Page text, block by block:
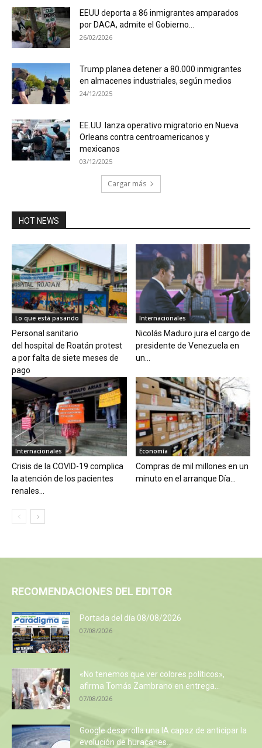
EEUU deporta a 86 inmigrantes amparados
por DACA, admite el Gobierno...
26/02/2026
Trump planea detener a 80.000 inmigrantes
en almacenes industriales, según medios
24/12/2025
EE.UU. lanza operativo migratorio en Nueva
Orleans contra centroamericanos y
mexicanos
03/12/2025
Cargar más
HOT NEWS
Lo que está pasando
Personal sanitario
del hospital de Roatán protest
a por falta de siete meses de
pago
Internacionales
Nicolás Maduro jura el cargo de
presidente de Venezuela en
un...
Internacionales
Crisis de la COVID-19 complica
la atención de los pacientes
renales...
Economía
Compras de mil millones en un
minuto en el arranque Día...
RECOMENDACIONES DEL EDITOR
Portada del día 08/08/2026
07/08/2026
«No tenemos que ver colores políticos»,
afirma Tomás Zambrano en entrega...
07/08/2026
Google desarrolla una IA capaz de anticipar la
evolución de huracanes...